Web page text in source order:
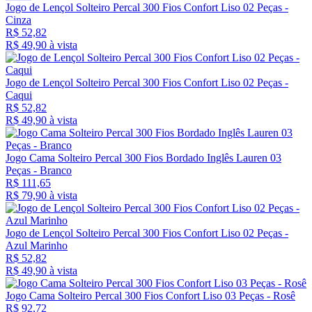
Jogo de Lençol Solteiro Percal 300 Fios Confort Liso 02 Peças -
Cinza
R$ 52,82
R$ 49,90 à vista
Jogo de Lençol Solteiro Percal 300 Fios Confort Liso 02 Peças -
Caqui
R$ 52,82
R$ 49,90 à vista
Jogo Cama Solteiro Percal 300 Fios Bordado Inglês Lauren 03
Peças - Branco
R$ 111,65
R$ 79,90 à vista
Jogo de Lençol Solteiro Percal 300 Fios Confort Liso 02 Peças -
Azul Marinho
R$ 52,82
R$ 49,90 à vista
Jogo Cama Solteiro Percal 300 Fios Confort Liso 03 Peças - Rosê
R$ 92,72